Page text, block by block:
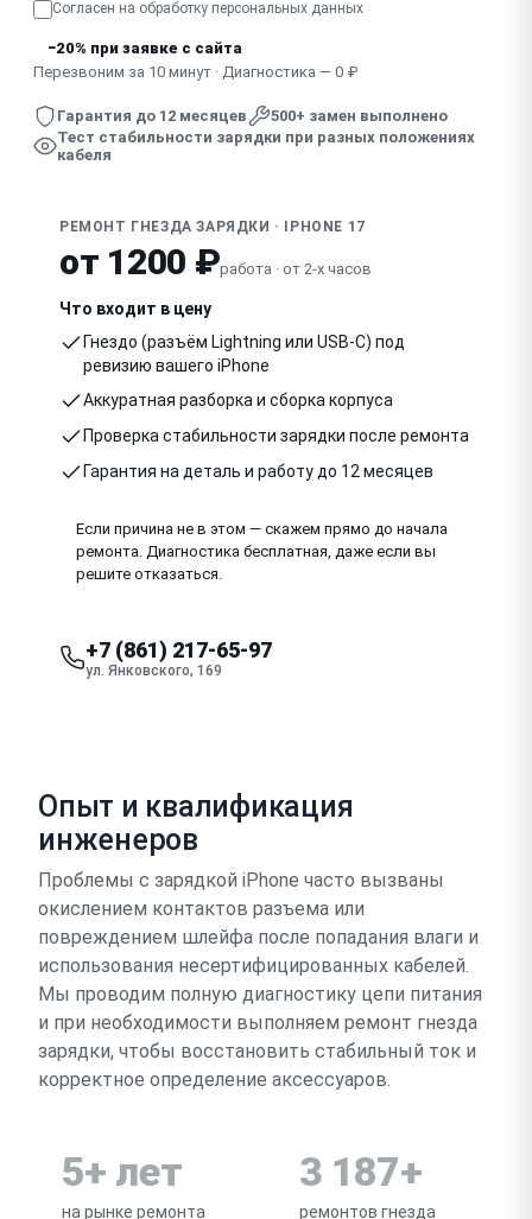
Согласен на обработку персональных данных
−20% при заявке с сайта
Перезвоним за 10 минут · Диагностика — 0 ₽
Гарантия до 12 месяцев
500+ замен выполнено
Тест стабильности зарядки при разных положениях
кабеля
РЕМОНТ ГНЕЗДА ЗАРЯДКИ · IPHONE 17
от 1200 ₽работа · от 2-х часов
Что входит в цену
Гнездо (разъём Lightning или USB-C) под
ревизию вашего iPhone
Аккуратная разборка и сборка корпуса
Проверка стабильности зарядки после ремонта
Гарантия на деталь и работу до 12 месяцев
Если причина не в этом — скажем прямо до начала
ремонта. Диагностика бесплатная, даже если вы
решите отказаться.
+7 (861) 217-65-97
ул. Янковского, 169
Опыт и квалификация
инженеров
Проблемы с зарядкой iPhone часто вызваны
окислением контактов разъема или
повреждением шлейфа после попадания влаги и
использования несертифицированных кабелей.
Мы проводим полную диагностику цепи питания
и при необходимости выполняем ремонт гнезда
зарядки, чтобы восстановить стабильный ток и
корректное определение аксессуаров.
5+ лет
на рынке ремонта
3 187+
ремонтов гнезда